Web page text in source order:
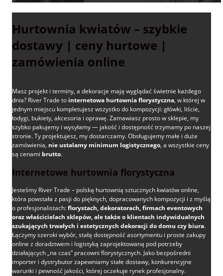
Hurtownia kwiatów – szybkie
dostawy | ceny hurtowe |
zamówienia online
Masz projekt i terminy, a dekoracje mają wyglądać świetnie każdego
dnia? River Trade to internetowa hurtownia florystyczna, w której w
jednym miejscu kompletujesz wszystko do kompozycji: główki, liście,
łodygi, bukiety, akcesoria i oprawę. Zamawiasz prosto w sklepie, my
szybko pakujemy i wysyłamy — jakość i dostępność trzymamy po naszej
stronie. Ty projektujesz, my dostarczamy. Obsługujemy małe i duże
zamówienia, nie ustalamy minimum logistycznego, a wszystkie ceny
są cenami brutto.
Internetowe hurtownia florystyczna
Jesteśmy River Trade – polską hurtownią sztucznych kwiatów online,
która powstała z pasji do pięknych, dopracowanych kompozycji i z myślą
o profesjonalistach:florystach, dekoratorach, firmach eventowych
oraz właścicielach sklepów, ale także o klientach indywidualnych
szukających trwałych i estetycznych dekoracji do domu czy biura.
Łączymy szeroki wybór, stałą dostępność asortymentu i proste zakupy
online z doradztwem i logistyką zaprojektowaną pod potrzeby
działających „na czas” pracowni florystycznych. Jako bezpośredni
importer i dystrybutor zapewniamy stałe dostawy, konkurencyjne
warunki i pewność jakości, której oczekuje rynek profesjonalny.